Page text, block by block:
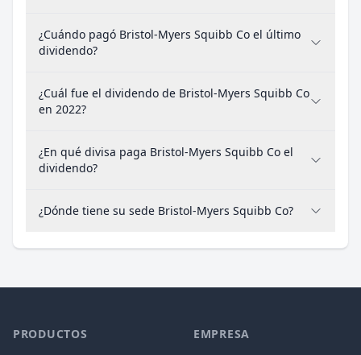
¿Cuándo pagó Bristol-Myers Squibb Co el último
dividendo?
¿Cuál fue el dividendo de Bristol-Myers Squibb Co
en 2022?
¿En qué divisa paga Bristol-Myers Squibb Co el
dividendo?
¿Dónde tiene su sede Bristol-Myers Squibb Co?
PRODUCTOS EMPRESA